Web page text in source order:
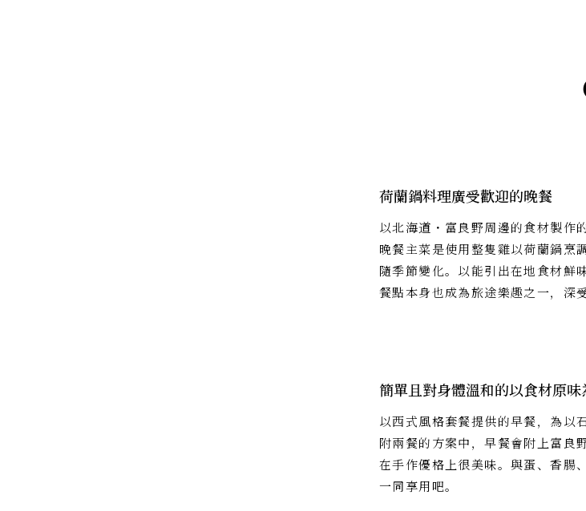
荷蘭鍋料理廣受歡迎的晚餐
以北海道・富良野周邊的食材製作
晚餐主菜是使用整隻雞以荷蘭鍋烹
隨季節變化。以能引出在地食材鮮
餐點本身也成為旅途樂趣之一，深
簡單且對身體溫和的以食材原
以西式風格套餐提供的早餐，為以
附兩餐的方案中，早餐會附上富良
在手作優格上很美味。與蛋、香腸
一同享用吧。